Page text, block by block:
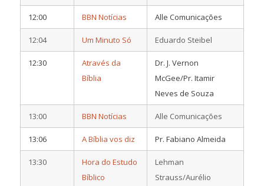
12:00 BBN Notícias Alle Comunicações
12:04 Um Minuto Só Eduardo Steibel
12:30
Através da
Bíblia
Dr. J. Vernon
McGee/Pr. Itamir
Neves de Souza
13:00 BBN Notícias Alle Comunicações
13:06 A Bíblia vos diz Pr. Fabiano Almeida
13:30
Hora do Estudo
Bíblico
Lehman
Strauss/Aurélio